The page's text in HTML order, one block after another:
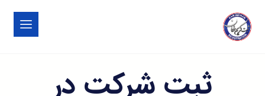
ثبت شرکت در